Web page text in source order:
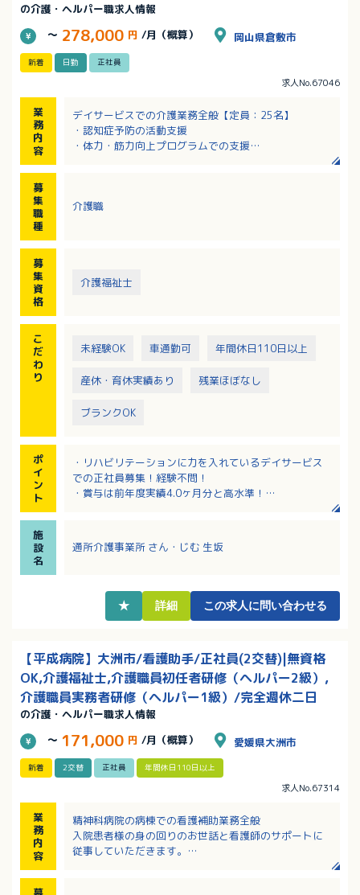
の介護・ヘルパー職求人情報
～ 278,000 円 /月（概算） 岡山県倉敷市
新着 日勤 正社員
求人No.67046
業
務
内
容
デイサービスでの介護業務全般【定員：25名】
・認知症予防の活動支援
・体力・筋力向上プログラムでの支援
募
集
職
種
介護職
募
集
資
格
介護福祉士
こ
だ
わ
り
未経験OK 車通勤可 年間休日110日以上
産休・育休実績あり 残業ほぼなし
ブランクOK
ポ
イ
ン
ト
・リハビリテーションに力を入れているデイサービス
での正社員募集！経験不問！
・賞与は前年度実績4.0ヶ月分と高水準！
・看護・リハビリ職と連携しながら、介護福祉士とし
て利用者様の自立支援に関われます！
施
設
名
通所介護事業所 さん・じむ 生坂
★ 詳細 この求人に問い合わせる
【平成病院】大洲市/看護助手/正社員(2交替)|無資格
OK,介護福祉士,介護職員初任者研修（ヘルパー2級）,
介護職員実務者研修（ヘルパー1級）/完全週休二日
の介護・ヘルパー職求人情報
～ 171,000 円 /月（概算） 愛媛県大洲市
新着 2交替 正社員 年間休日110日以上
求人No.67314
業
務
内
容
精神科病院の病棟での看護補助業務全般
入院患者様の身の回りのお世話と看護師のサポートに
従事していただきます。